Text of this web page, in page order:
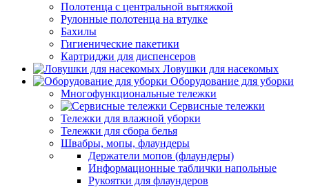
Полотенца с центральной вытяжкой
Рулонные полотенца на втулке
Бахилы
Гигиенические пакетики
Картриджи для диспенсеров
Ловушки для насекомых
Оборудование для уборки
Многофункциональные тележки
Сервисные тележки
Тележки для влажной уборки
Тележки для сбора белья
Швабры, мопы, флаундеры
Держатели мопов (флаундеры)
Информационные таблички напольные
Рукоятки для флаундеров